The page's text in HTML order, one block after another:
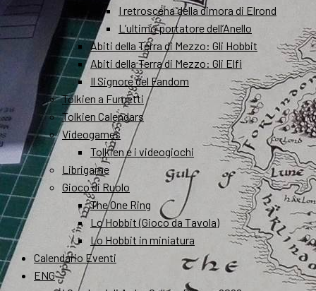
I retroscena della dimora di Elrond
L’ultimo portatore dell’Anello
Abiti della Terra di Mezzo: Gli Hobbit
Abiti della Terra di Mezzo: Gli Elfi
Il Signore del Fandom
Tolkien a Fumetti
Tolkien Calendars
Videogames
Tolkien e i videogiochi
Librigame
Gioco di Ruolo
The One Ring
Lo Hobbit (Gioco da Tavola)
Lo Hobbit in miniatura
Calendario Eventi
ENG